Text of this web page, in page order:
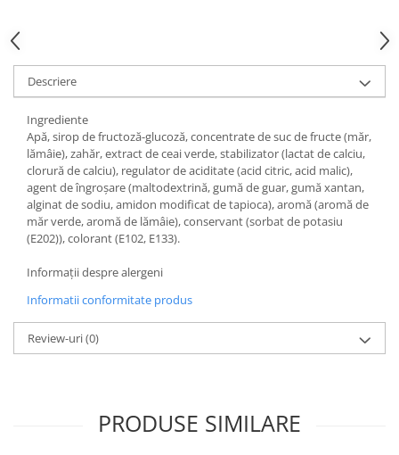
Descriere
Ingrediente
Apă, sirop de fructoză-glucoză, concentrate de suc de fructe (măr,
lămâie), zahăr, extract de ceai verde, stabilizator (lactat de calciu,
clorură de calciu), regulator de aciditate (acid citric, acid malic),
agent de îngroșare (maltodextrină, gumă de guar, gumă xantan,
alginat de sodiu, amidon modificat de tapioca), aromă (aromă de
măr verde, aromă de lămâie), conservant (sorbat de potasiu
(E202)), colorant (E102, E133).
Informații despre alergeni
Informatii conformitate produs
Review-uri(0)
PRODUSE SIMILARE